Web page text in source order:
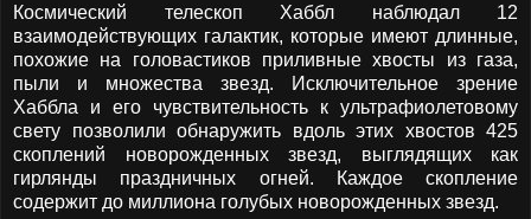
Космический телескоп Хаббл наблюдал 12
взаимодействующих галактик, которые имеют длинные,
похожие на головастиков приливные хвосты из газа,
пыли и множества звезд. Исключительное зрение
Хаббла и его чувствительность к ультрафиолетовому
свету позволили обнаружить вдоль этих хвостов 425
скоплений новорожденных звезд, выглядящих как
гирлянды праздничных огней. Каждое скопление
содержит до миллиона голубых новорожденных звезд.